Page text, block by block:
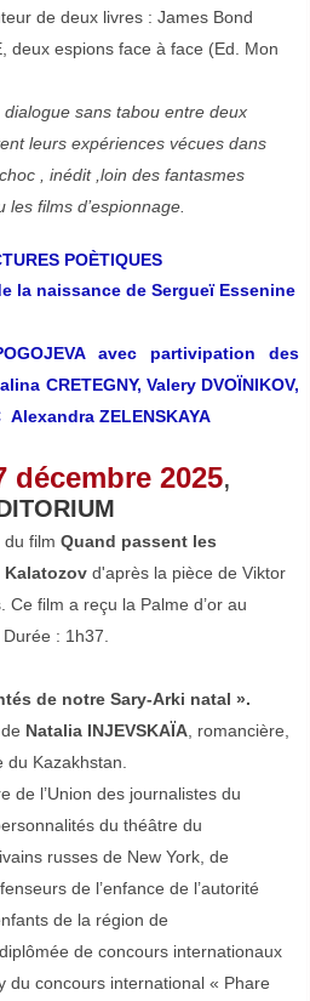
de deux livres : James Bond
deux espions face à face (Ed. Mon
sans tabou entre deux
leurs expériences vécues dans
, inédit ,loin des fantasmes
films d’espionnage.
POÈTIQUES
la naissance de Sergueï Essenine
avec partivipation des
CRETEGNY, Valery DVOÏNIKOV,
Alexandra ZELENSKAYA
décembre 2025,
du film Quand passent les
Kalatozovd'après la pièce de Viktor
film a reçu la Palme d’or au
: 1h37.
de notre Sary-Arki natal ».
Natalia INJEVSKAÏA, romancière,
du Kazakhstan.
de l’Union des journalistes du
du théâtre du
russes de New York, de
de l’enfance de l’autorité
de la région de
de concours internationaux
du concours international « Phare